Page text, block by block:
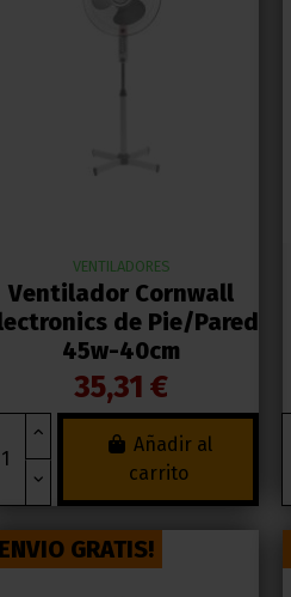
VENTILADORES
Ventilador Cornwall
de Pie/Pared
45w-40cm
35,31 €
Añadir al
carrito
GRATIS!